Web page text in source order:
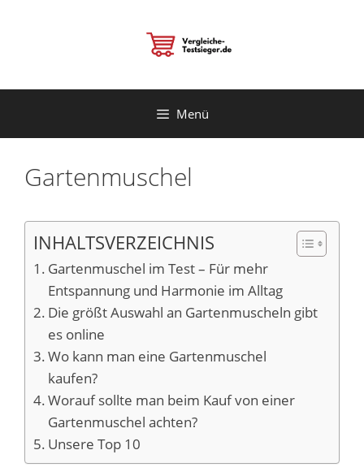
Menü
Gartenmuschel
INHALTSVERZEICHNIS
Gartenmuschel im Test – Für mehr
Entspannung und Harmonie im Alltag
Die größt Auswahl an Gartenmuscheln gibt
es online
Wo kann man eine Gartenmuschel
kaufen?
Worauf sollte man beim Kauf von einer
Gartenmuschel achten?
Unsere Top 10